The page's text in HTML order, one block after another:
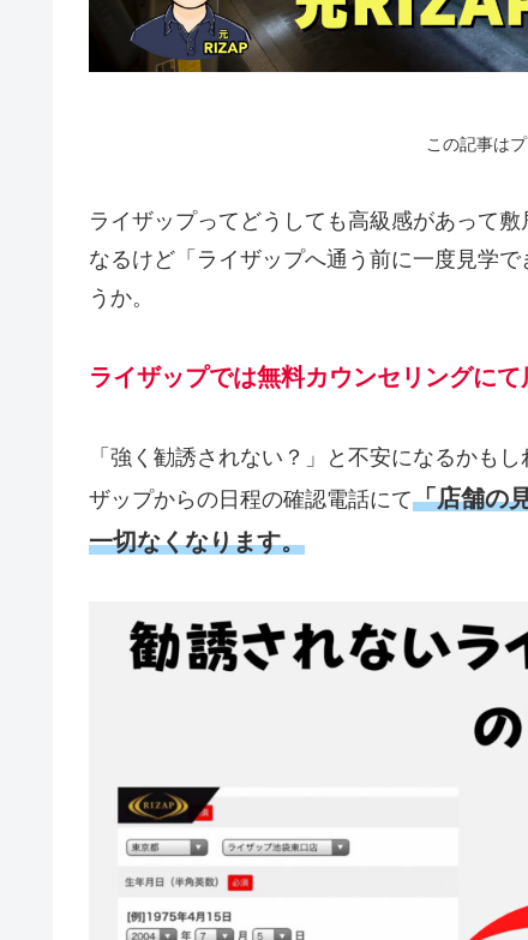
この記事は
ライザップってどうしても高級感があって
なるけど「ライザップへ通う前に一度見学
うか。
ライザップでは無料カウンセリングにて
「強く勧誘されない？」と不安になるかも
ザップからの日程の確認電話にて「店舗の
一切なくなります。